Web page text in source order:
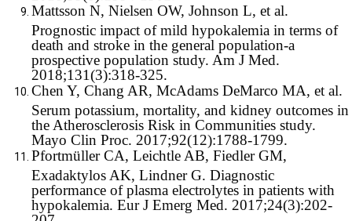
Mattsson N, Nielsen OW, Johnson L, et al.
Prognostic impact of mild hypokalemia in terms of
death and stroke in the general population-a
prospective population study. Am J Med.
2018;131(3):318-325.
Chen Y, Chang AR, McAdams DeMarco MA, et al.
Serum potassium, mortality, and kidney outcomes in
the Atherosclerosis Risk in Communities study.
Mayo Clin Proc. 2017;92(12):1788-1799.
Pfortmüller CA, Leichtle AB, Fiedler GM,
Exadaktylos AK, Lindner G. Diagnostic
performance of plasma electrolytes in patients with
hypokalemia. Eur J Emerg Med. 2017;24(3):202-
207.